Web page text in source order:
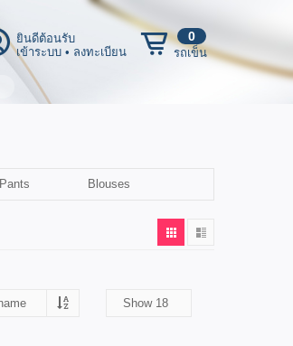
ยินดีต้อนรับ
เข้าระบบ • ลงทะเบียน
0
รถเข็น
Pants Blouses